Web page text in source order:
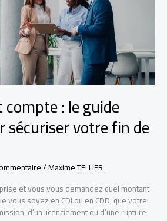
: le guide
sécuriser votre fin de
/Maxime TELLIER
et vous vous demandez quel montant
vous soyez en CDI ou en CDD, que votre
d’un licenciement ou d’une rupture